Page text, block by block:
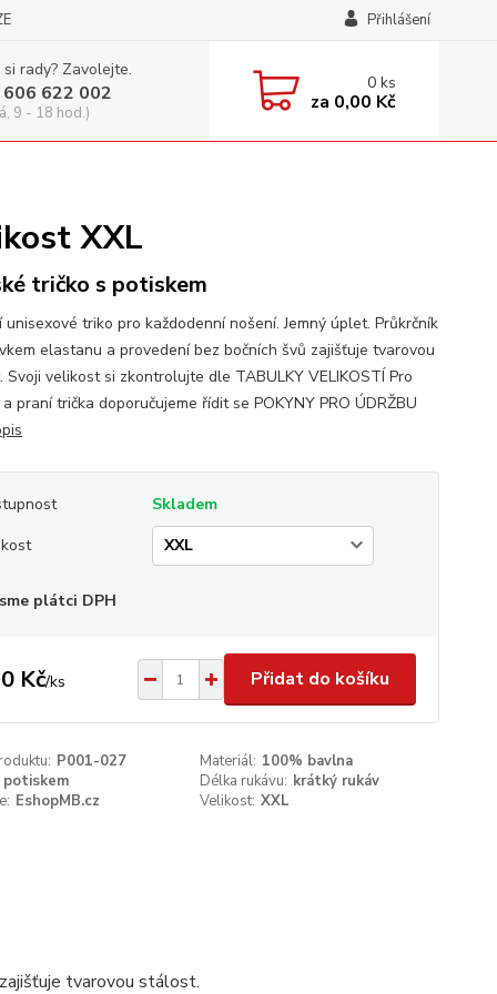
Přihlášení
rady? Zavolejte.
622 002
9 - 18 hod.)
0ks
za 0,00 Kč
XXL
tričko s potiskem
unisexové triko pro každodenní nošení. Jemný úplet. Průkrčník
elastanu a provedení bez bočních švů zajišťuje tvarovou
Svoji velikost si zkontrolujte dle TABULKY VELIKOSTÍ Pro
praní trička doporučujeme řídit se POKYNY PRO ÚDRŽBU
Skladem
plátci DPH
Kč/ks Přidat do košíku
P001-027 Materiál: 100% bavlna
potiskem
Délka rukávu: krátký rukáv
EshopMB.cz Velikost: XXL
tvarovou stálost.